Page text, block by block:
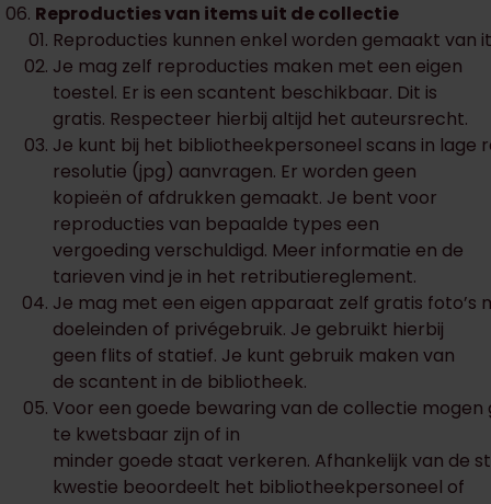
Reproducties van items uit de collectie
Reproducties kunnen enkel worden gemaakt van
Je mag zelf reproducties maken met een eigen
toestel. Er is een scantent beschikbaar. Dit is
gratis. Respecteer hierbij altijd het auteursrecht.
Je kunt bij het bibliotheekpersoneel scans in lage
resolutie (jpg) aanvragen. Er worden geen
kopieën of afdrukken gemaakt. Je bent voor
reproducties van bepaalde types een
vergoeding verschuldigd. Meer informatie en de
tarieven vind je in het retributiereglement.
Je mag met een eigen apparaat zelf gratis
doeleinden of privégebruik. Je gebruikt hierbij
geen flits of statief. Je kunt gebruik maken van
de scantent in de bibliotheek.
Voor een goede bewaring van de collectie
te kwetsbaar zijn of in
minder goede staat verkeren. Afhankelijk van de
kwestie beoordeelt het bibliotheekpersoneel of